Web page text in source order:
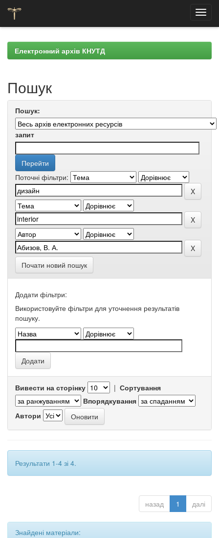
navigationЕлектронний архів КНУТД
Пошук
Пошук:
запит
Поточні фільтри:
Почати новий пошук
Додати фільтри:
Використовуйте фільтри для уточнення результатів
пошуку.
Вивести на сторінку | Сортування
Впорядкування
Автори
Результати 1-4 зі 4.
назад 1 далі
Знайдені матеріали: